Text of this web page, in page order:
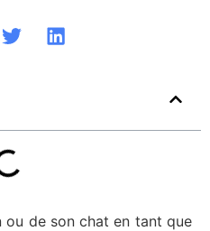
ou de son chat en tant que